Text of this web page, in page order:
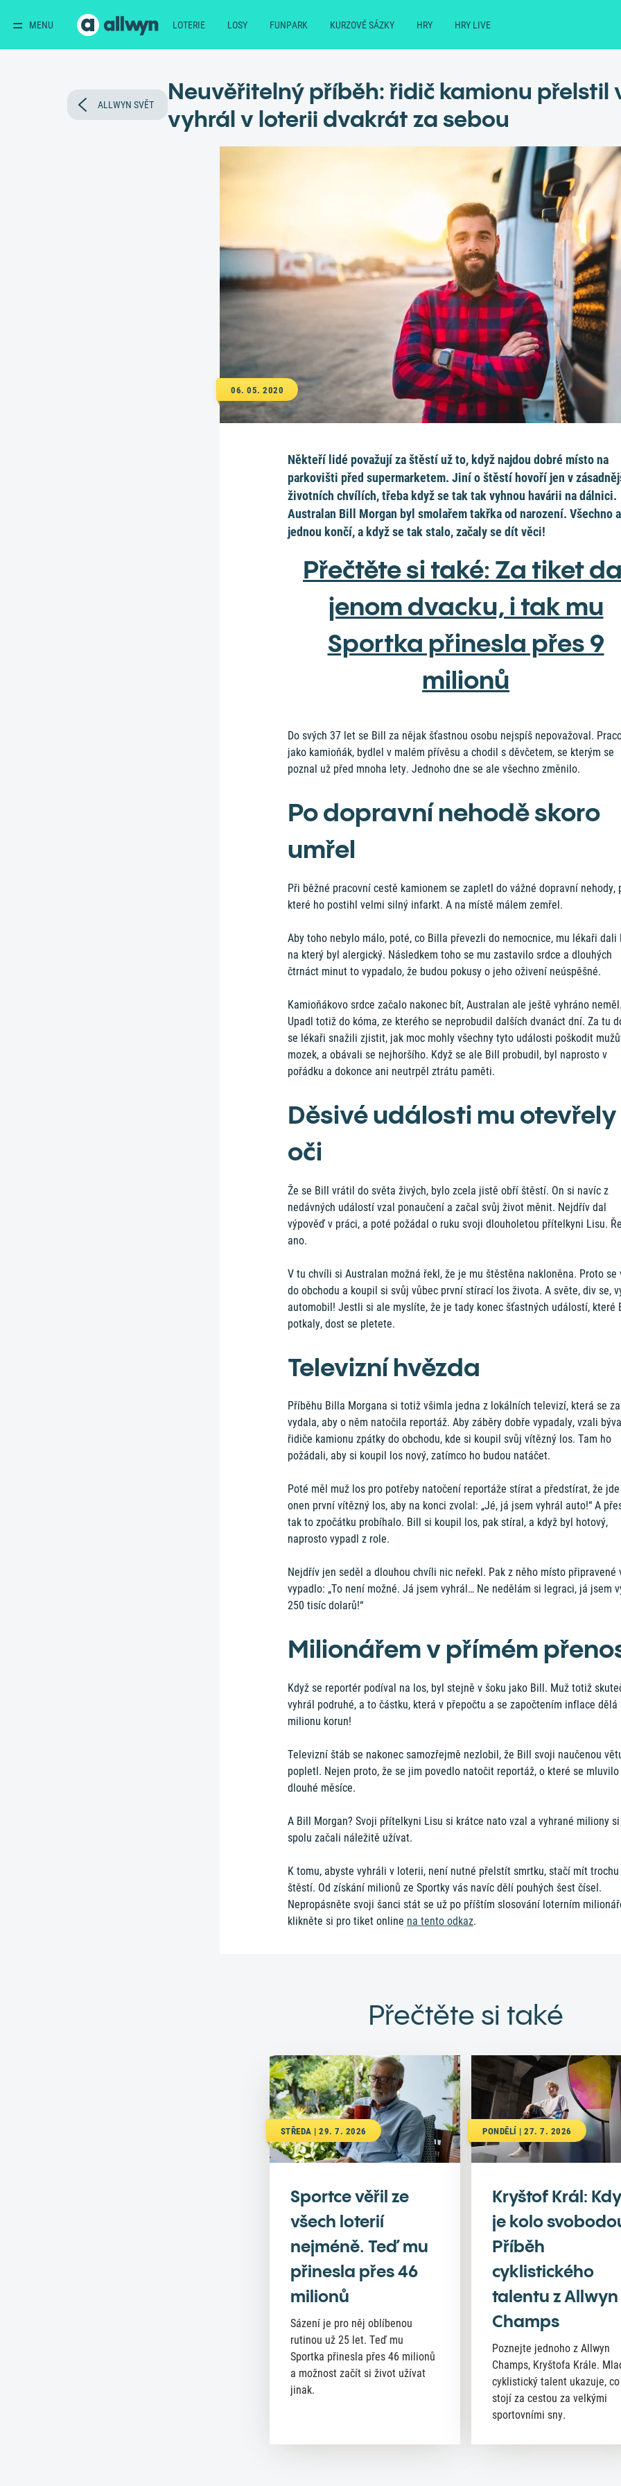
MENU LOTERIE LOSY FUNPARK KURZOVÉ SÁZKY HRY HRY LIVE
ALLWYN SVĚT
Neuvěřitelný příběh: řidič kamionu přelstil
vyhrál v loterii dvakrát za sebou
06. 05. 2020
Někteří lidé považují za štěstí už to, když najdou dobré místo na
parkovišti před supermarketem. Jiní o štěstí hovoří jen v
životních chvílích, třeba když se tak tak vyhnou havárii na dálnici.
Australan Bill Morgan byl smolařem takřka od narození. Všechno
jednou končí, a když se tak stalo, začaly se dít věci!
Přečtěte si také: Za tiket
jenom dvacku, i tak mu
Sportka přinesla přes 9
milionů
Do svých 37 let se Bill za nějak šťastnou osobu nejspíš nepovažoval.
jako kamioňák, bydlel v malém přívěsu a chodil s děvčetem, se kterým se
poznal už před mnoha lety. Jednoho dne se ale všechno změnilo.
Po dopravní nehodě skoro
umřel
Při běžné pracovní cestě kamionem se zapletl do vážné dopravní nehody,
které ho postihl velmi silný infarkt. A na místě málem zemřel.
Aby toho nebylo málo, poté, co Billa převezli do nemocnice, mu lékaři dali
na který byl alergický. Následkem toho se mu zastavilo srdce a dlouhých
čtrnáct minut to vypadalo, že budou pokusy o jeho oživení neúspěšné.
Kamioňákovo srdce začalo nakonec bít, Australan ale ještě vyhráno neměl.
Upadl totiž do kóma, ze kterého se neprobudil dalších dvanáct dní. Za tu
se lékaři snažili zjistit, jak moc mohly všechny tyto události poškodit
mozek, a obávali se nejhoršího. Když se ale Bill probudil, byl naprosto v
pořádku a dokonce ani neutrpěl ztrátu paměti.
Děsivé události mu otevřely
oči
Že se Bill vrátil do světa živých, bylo zcela jistě obří štěstí. On si navíc z
nedávných událostí vzal ponaučení a začal svůj život měnit. Nejdřív dal
výpověď v práci, a poté požádal o ruku svoji dlouholetou přítelkyni Lisu.
ano.
V tu chvíli si Australan možná řekl, že je mu štěstěna nakloněna. Proto se
do obchodu a koupil si svůj vůbec první stírací los života. A světe, div se,
automobil! Jestli si ale myslíte, že je tady konec šťastných událostí, které
potkaly, dost se pletete.
Televizní hvězda
Příběhu Billa Morgana si totiž všimla jedna z lokálních televizí, která se
vydala, aby o něm natočila reportáž. Aby záběry dobře vypadaly, vzali
řidiče kamionu zpátky do obchodu, kde si koupil svůj vítězný los. Tam ho
požádali, aby si koupil los nový, zatímco ho budou natáčet.
Poté měl muž los pro potřeby natočení reportáže stírat a předstírat, že
onen první vítězný los, aby na konci zvolal: „Jé, já jsem vyhrál auto!“ A
tak to zpočátku probíhalo. Bill si koupil los, pak stíral, a když byl hotový,
naprosto vypadl z role.
Nejdřív jen seděl a dlouhou chvíli nic neřekl. Pak z něho místo připravené
vypadlo: „To není možné. Já jsem vyhrál… Ne nedělám si legraci, já jsem
250 tisíc dolarů!“
Milionářem v přímém
Když se reportér podíval na los, byl stejně v šoku jako Bill. Muž totiž
vyhrál podruhé, a to částku, která v přepočtu a se započtením inflace dělá
milionu korun!
Televizní štáb se nakonec samozřejmě nezlobil, že Bill svoji naučenou
popletl. Nejen proto, že se jim povedlo natočit reportáž, o které se
dlouhé měsíce.
A Bill Morgan? Svoji přítelkyni Lisu si krátce nato vzal a vyhrané miliony si
spolu začali náležitě užívat.
K tomu, abyste vyhráli v loterii, není nutné přelstít smrtku, stačí mít
štěstí. Od získání milionů ze Sportky vás navíc dělí pouhých šest čísel.
Nepropásněte svoji šanci stát se už po příštím slosování loterním
klikněte si pro tiket online na tento odkaz.
Přečtěte si také
STŘEDA | 29. 7. 2026
Sportce věřil ze
všech loterií
nejméně. Teď mu
přinesla přes 46
milionů
Sázení je pro něj oblíbenou
rutinou už 25 let. Teď mu
Sportka přinesla přes 46 milionů
a možnost začít si život užívat
jinak.
PONDĚLÍ | 27. 7. 2026
Kryštof Král:
je kolo
Příběh
cyklistického
talentu z Allwyn
Champs
Poznejte jednoho z Allwyn
Champs, Kryštofa Krále.
cyklistický talent ukazuje, co
stojí za cestou za velkými
sportovními sny.